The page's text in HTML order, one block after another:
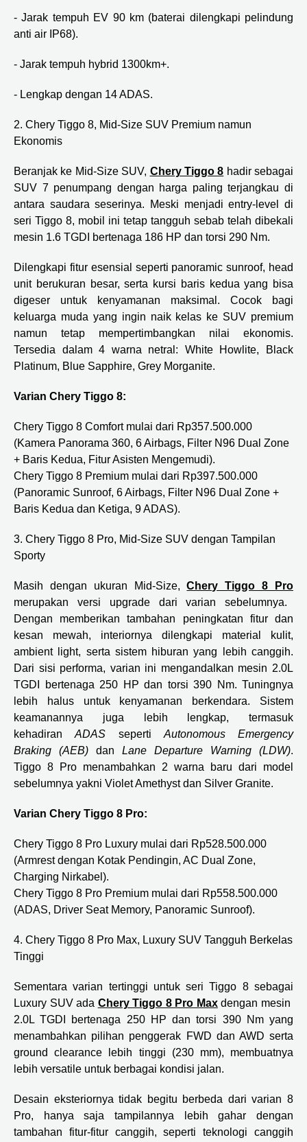
- Jarak tempuh EV 90 km (baterai dilengkapi pelindung
anti air IP68).
- Jarak tempuh hybrid 1300km+.
- Lengkap dengan 14 ADAS.
2. Chery Tiggo 8, Mid-Size SUV Premium namun
Ekonomis
Beranjak ke Mid-Size SUV, Chery Tiggo 8 hadir sebagai
SUV 7 penumpang dengan harga paling terjangkau di
antara saudara seserinya. Meski menjadi entry-level di
seri Tiggo 8, mobil ini tetap tangguh sebab telah dibekali
mesin 1.6 TGDI bertenaga 186 HP dan torsi 290 Nm.
Dilengkapi fitur esensial seperti panoramic sunroof, head
unit berukuran besar, serta kursi baris kedua yang bisa
digeser untuk kenyamanan maksimal. Cocok bagi
keluarga muda yang ingin naik kelas ke SUV premium
namun tetap mempertimbangkan nilai ekonomis.
Tersedia dalam 4 warna netral: White Howlite, Black
Platinum, Blue Sapphire, Grey Morganite.
Varian Chery Tiggo 8:
Chery Tiggo 8 Comfort mulai dari Rp357.500.000
(Kamera Panorama 360, 6 Airbags, Filter N96 Dual Zone
+ Baris Kedua, Fitur Asisten Mengemudi).
Chery Tiggo 8 Premium mulai dari Rp397.500.000
(Panoramic Sunroof, 6 Airbags, Filter N96 Dual Zone +
Baris Kedua dan Ketiga, 9 ADAS).
3. Chery Tiggo 8 Pro, Mid-Size SUV dengan Tampilan
Sporty
Masih dengan ukuran Mid-Size,Chery Tiggo 8 Pro
merupakan versi upgrade dari varian sebelumnya.
Dengan memberikan tambahan peningkatan fitur dan
kesan mewah, interiornya dilengkapi material kulit,
ambient light, serta sistem hiburan yang lebih canggih.
Dari sisi performa, varian ini mengandalkan mesin 2.0L
TGDI bertenaga 250 HP dan torsi 390 Nm. Tuningnya
lebih halus untuk kenyamanan berkendara. Sistem
keamanannya juga lebih lengkap, termasuk
kehadiranADAS seperti Autonomous Emergency
Braking (AEB) dan Lane Departure Warning (LDW).
Tiggo 8 Pro menambahkan 2 warna baru dari model
sebelumnya yakni Violet Amethyst dan Silver Granite.
Varian Chery Tiggo 8 Pro:
Chery Tiggo 8 Pro Luxury mulai dari Rp528.500.000
(Armrest dengan Kotak Pendingin, AC Dual Zone,
Charging Nirkabel).
Chery Tiggo 8 Pro Premium mulai dari Rp558.500.000
(ADAS, Driver Seat Memory, Panoramic Sunroof).
4. Chery Tiggo 8 Pro Max, Luxury SUV Tangguh Berkelas
Tinggi
Sementara varian tertinggi untuk seri Tiggo 8 sebagai
Luxury SUV ada Chery Tiggo 8 Pro Maxdengan mesin
2.0L TGDI bertenaga 250 HP dan torsi 390 Nm yang
menambahkan pilihan penggerak FWD dan AWD serta
ground clearance lebih tinggi (230 mm), membuatnya
lebih versatile untuk berbagai kondisi jalan.
Desain eksteriornya tidak begitu berbeda dari varian 8
Pro, hanya saja tampilannya lebih gahar dengan
tambahan fitur-fitur canggih, seperti teknologi canggih